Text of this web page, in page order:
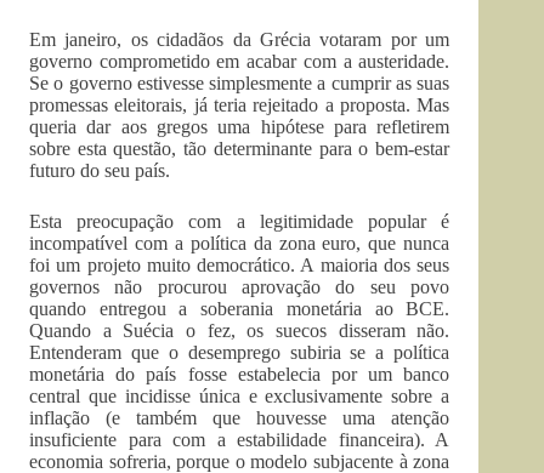
Em janeiro, os cidadãos da Grécia votaram por um
governo comprometido em acabar com a austeridade.
Se o governo estivesse simplesmente a cumprir as suas
promessas eleitorais, já teria rejeitado a proposta. Mas
queria dar aos gregos uma hipótese para refletirem
sobre esta questão, tão determinante para o bem-estar
futuro do seu país.
Esta preocupação com a legitimidade popular é
incompatível com a política da zona euro, que nunca
foi um projeto muito democrático. A maioria dos seus
governos não procurou aprovação do seu povo
quando entregou a soberania monetária ao BCE.
Quando a Suécia o fez, os suecos disseram não.
Entenderam que o desemprego subiria se a política
monetária do país fosse estabelecia por um banco
central que incidisse única e exclusivamente sobre a
inflação (e também que houvesse uma atenção
insuficiente para com a estabilidade financeira). A
economia sofreria, porque o modelo subjacente à zona